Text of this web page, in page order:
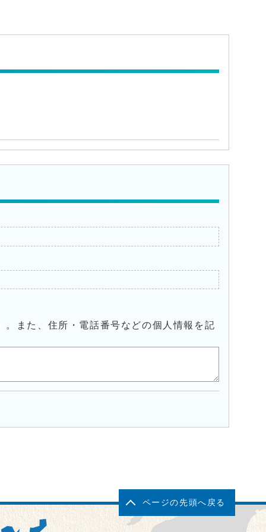
。また、住所・電話番号などの個人情報を記
ページの先頭へ戻る